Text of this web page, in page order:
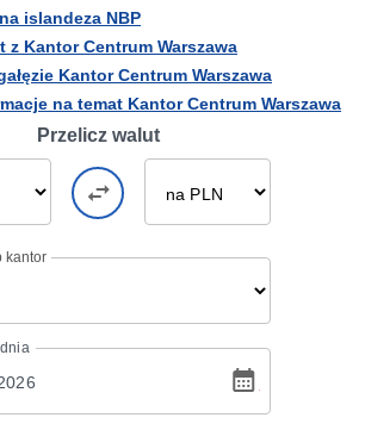
islandeza NBP
z Kantor Centrum Warszawa
Kantor Centrum Warszawa
na temat Kantor Centrum Warszawa
Przelicz walut
kantor